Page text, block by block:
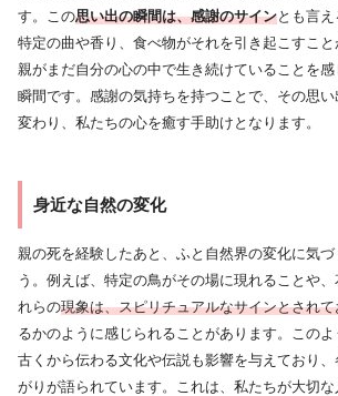
す。この思い出の瞬間は、感謝のサインとも言え
特定の曲や香り、食べ物がそれを引き起こすこと
親がまだ自分の心の中で生き続けていることを
瞬間です。感謝の気持ちを持つことで、その思
変わり、私たちの心を癒す手助けとなります。
身近な自然の変化
親の死を経験したあと、ふと自然界の変化に気づ
う。例えば、特定の鳥がその場に現れることや
れらの現象は、スピリチュアルなサインとされて
るかのように感じられることがあります。このよ
古くから伝わる文化や伝説も影響を与えており
がりが語られています。これは、私たちが大切